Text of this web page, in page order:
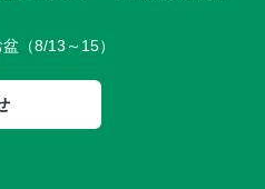
（8/13～15）